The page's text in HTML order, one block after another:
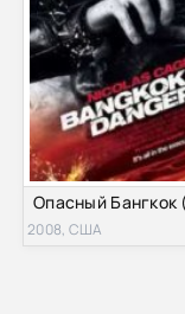
Опасный Бангкок
2008, США